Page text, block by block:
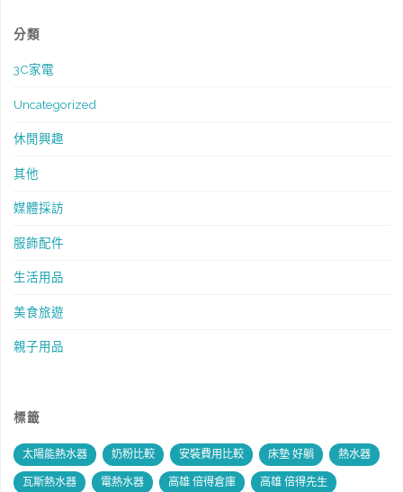
分類
3C家電
Uncategorized
休閒興趣
其他
媒體採訪
服飾配件
生活用品
美食旅遊
親子用品
標籤
太陽能熱水器 奶粉比較 安裝費用比較 床墊 好躺 熱水器
瓦斯熱水器 電熱水器 高雄 倍得倉庫 高雄 倍得先生